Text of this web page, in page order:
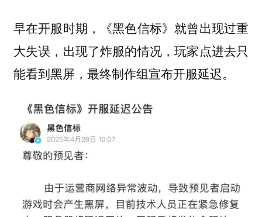
早在开服时期，《黑色信标》就曾出现过重
大失误，出现了炸服的情况，玩家点进去只
能看到黑屏，最终制作组宣布开服延迟。